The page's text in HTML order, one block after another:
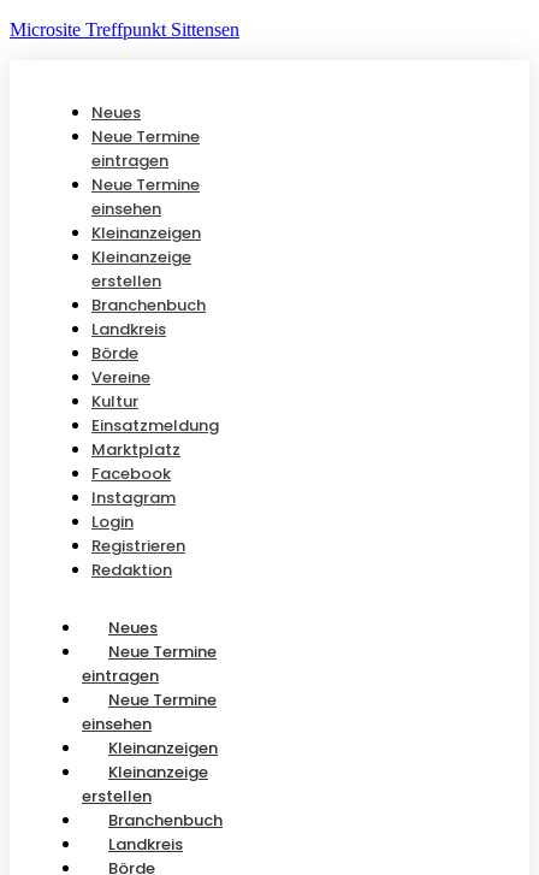
Microsite Treffpunkt Sittensen
Neues
Neue Termine
eintragen
Neue Termine
einsehen
Kleinanzeigen
Kleinanzeige
erstellen
Branchenbuch
Landkreis
Börde
Vereine
Kultur
Einsatzmeldung
Marktplatz
Facebook
Instagram
Login
Registrieren
Redaktion
Neues
Neue Termine
eintragen
Neue Termine
einsehen
Kleinanzeigen
Kleinanzeige
erstellen
Branchenbuch
Landkreis
Börde